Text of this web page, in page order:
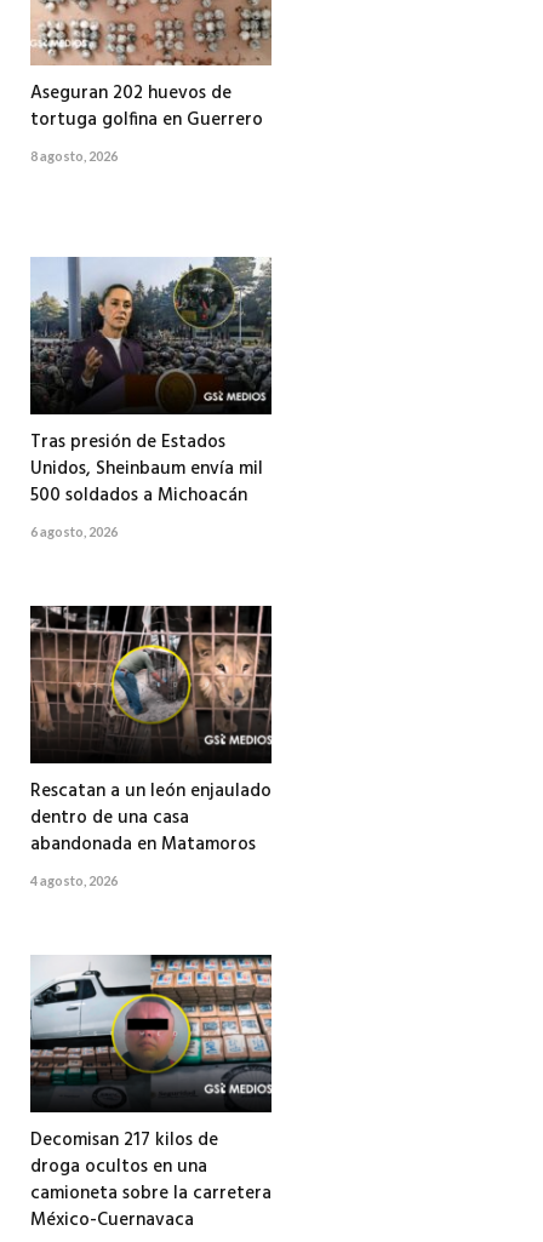
Aseguran 202 huevos de
tortuga golfina en Guerrero
8 agosto, 2026
Tras presión de Estados
Unidos, Sheinbaum envía mil
500 soldados a Michoacán
6 agosto, 2026
Rescatan a un león enjaulado
dentro de una casa
abandonada en Matamoros
4 agosto, 2026
Decomisan 217 kilos de
droga ocultos en una
camioneta sobre la carretera
México-Cuernavaca